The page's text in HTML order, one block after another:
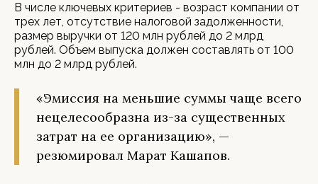
В числе ключевых критериев - возраст компании от
трех лет, отсутствие налоговой задолженности,
размер выручки от 120 млн рублей до 2 млрд
рублей. Объем выпуска должен составлять от 100
млн до 2 млрд рублей.
«Эмиссия на меньшие суммы чаще всего
нецелесообразна из-за существенных
затрат на ее организацию», —
резюмировал Марат Кашапов.